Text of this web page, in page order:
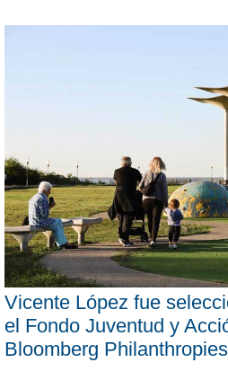
Vicente López fue
el Fondo Juventud y
Bloomberg Philanthropies